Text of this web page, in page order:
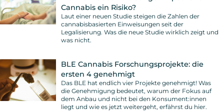
Cannabis ein Risiko?
Laut einer neuen Studie steigen die Zahlen der
cannabisbasierten Einweisungen seit der
Legalisierung. Was die neue Studie wirklich zeigt und
was nicht.
BLE Cannabis Forschungsprojekte: die
ersten 4 genehmigt
Das BLE hat endlich vier Projekte genehmigt! Was
die Genehmigung bedeutet, warum der Fokus auf
dem Anbau und nicht bei den Konsument:innen
liegt und wie es jetzt weitergeht, erfährst du hier.